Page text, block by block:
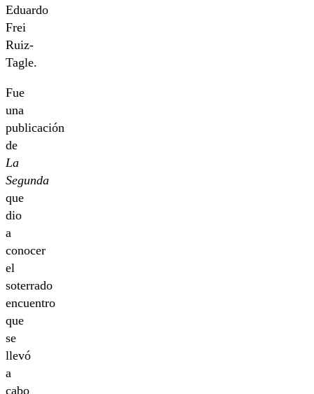
Eduardo
Frei
Ruiz-
Tagle.
Fue
una
publicación
de
La
Segunda
que
dio
a
conocer
el
soterrado
encuentro
que
se
llevó
a
cabo